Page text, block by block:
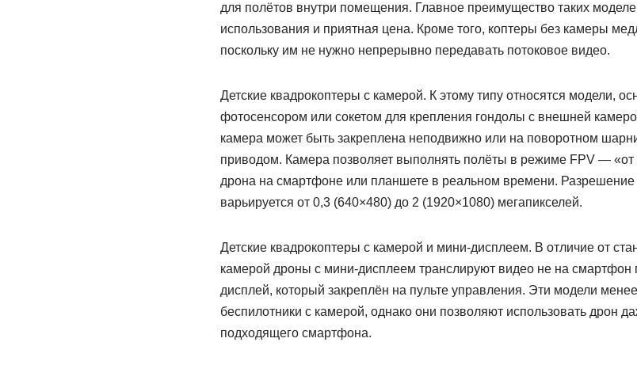
для полётов внутри помещения. Главное преимущество таких
использования и приятная цена. Кроме того, коптеры без камеры
поскольку им не нужно непрерывно передавать потоковое видео.
Детские квадрокоптеры с камерой. К этому типу относятся модели,
фотосенсором или сокетом для крепления гондолы с внешней
камера может быть закреплена неподвижно или на поворотном
приводом. Камера позволяет выполнять полёты в режиме FPV —
дрона на смартфоне или планшете в реальном времени.
варьируется от 0,3 (640×480) до 2 (1920×1080) мегапикселей.
Детские квадрокоптеры с камерой и мини-дисплеем. В отличие от
камерой дроны с мини-дисплеем транслируют видео не на смартфон
дисплей, который закреплён на пульте управления. Эти модели
беспилотники с камерой, однако они позволяют использовать дрон
подходящего смартфона.